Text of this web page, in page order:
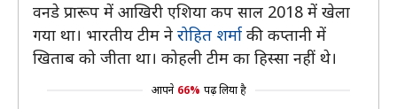
वनडे प्रारूप में आखिरी एशिया कप साल 2018 में खेला
गया था। भारतीय टीम ने रोहित शर्मा की कप्तानी में
खिताब को जीता था। कोहली टीम का हिस्सा नहीं थे।
आपने 66% पढ़ लिया है